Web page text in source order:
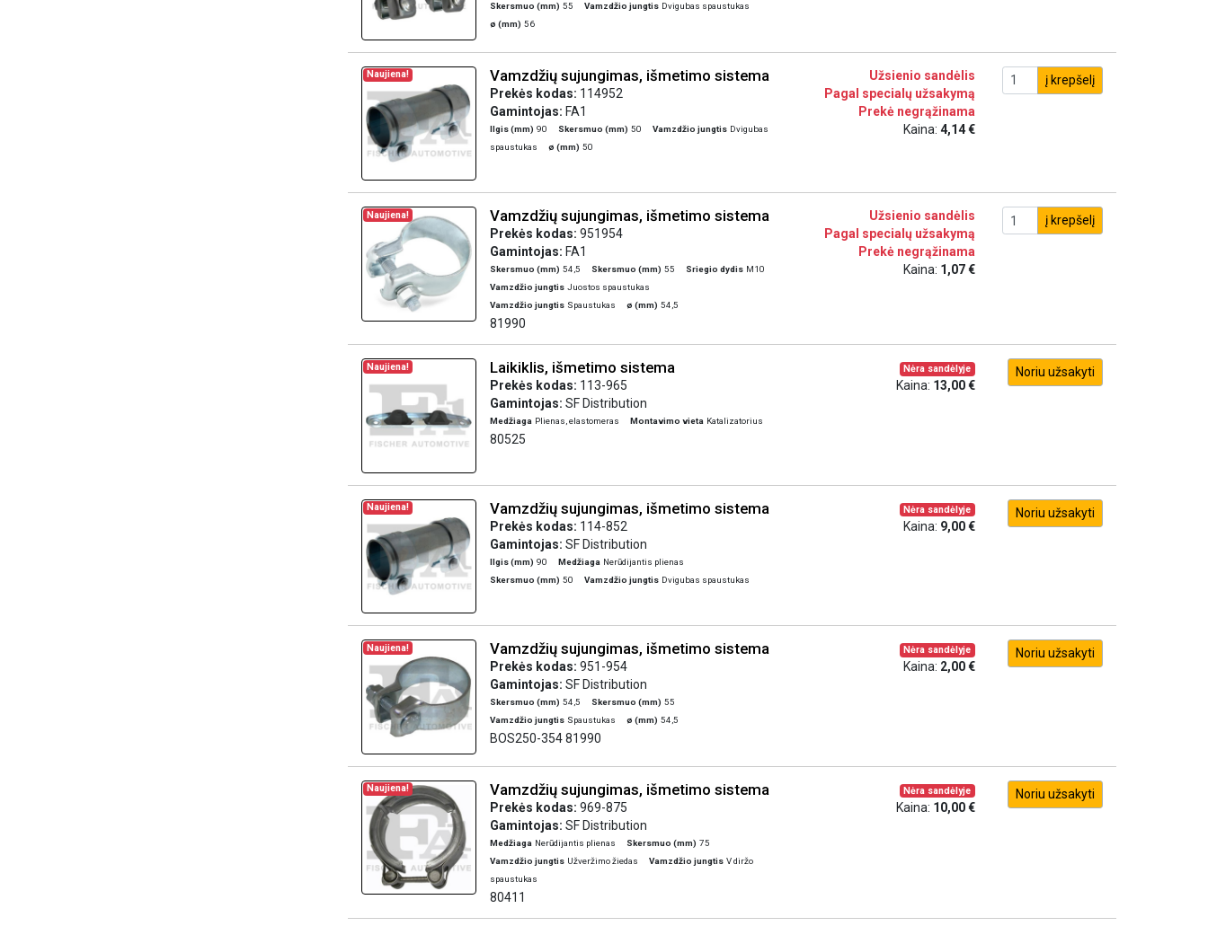
Skersmuo (mm) 55 Vamzdžio jungtis Dvigubas spaustukas
ø (mm) 56
Naujiena! Vamzdžių sujungimas, išmetimo sistema
Prekės kodas: 114952
Gamintojas: FA1
Ilgis (mm) 90 Skersmuo (mm) 50 Vamzdžio jungtis Dvigubas
spaustukas
ø (mm) 50
Užsienio sandėlis
Pagal specialų užsakymą
Prekė negrąžinama
Kaina: 4,14 €
į krepšelį
Naujiena! Vamzdžių sujungimas, išmetimo sistema
Prekės kodas: 951954
Gamintojas: FA1
Skersmuo (mm) 54,5 Skersmuo (mm) 55 Sriegio dydis M10
Vamzdžio jungtis Juostos spaustukas
Vamzdžio jungtis Spaustukas ø (mm) 54,5
81990
Užsienio sandėlis
Pagal specialų užsakymą
Prekė negrąžinama
Kaina: 1,07 €
į krepšelį
Naujiena! Laikiklis, išmetimo sistema
Prekės kodas: 113-965
Gamintojas: SF Distribution
Medžiaga Plienas, elastomeras Montavimo vieta Katalizatorius
80525
Nėra sandėlyje
Kaina: 13,00 €
Noriu užsakyti
Naujiena! Vamzdžių sujungimas, išmetimo sistema
Prekės kodas: 114-852
Gamintojas: SF Distribution
Ilgis (mm) 90 Medžiaga Nerūdijantis plienas
Skersmuo (mm) 50 Vamzdžio jungtis Dvigubas spaustukas
Nėra sandėlyje
Kaina: 9,00 €
Noriu užsakyti
Naujiena! Vamzdžių sujungimas, išmetimo sistema
Prekės kodas: 951-954
Gamintojas: SF Distribution
Skersmuo (mm) 54,5 Skersmuo (mm) 55
Vamzdžio jungtis Spaustukas ø (mm) 54,5
BOS250-354 81990
Nėra sandėlyje
Kaina: 2,00 €
Noriu užsakyti
Naujiena! Vamzdžių sujungimas, išmetimo sistema
Prekės kodas: 969-875
Gamintojas: SF Distribution
Medžiaga Nerūdijantis plienas Skersmuo (mm) 75
Vamzdžio jungtis Užveržimo žiedas Vamzdžio jungtis V diržo
spaustukas
80411
Nėra sandėlyje
Kaina: 10,00 €
Noriu užsakyti